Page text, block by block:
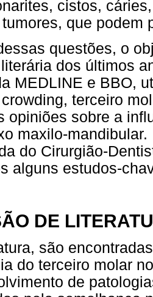
cistos,
que podem
questões, o
dos últimos
MEDLINE e BBO,
terceiro
opiniões sobre a
maxilo-
do Cirurgião-
alguns estudos-
DE
são
do terceiro molar
de